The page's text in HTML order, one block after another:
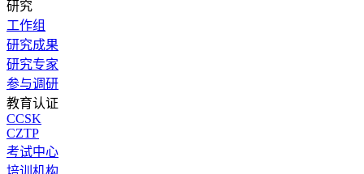
研究
工作组
研究成果
研究专家
参与调研
教育认证
CCSK
CZTP
考试中心
培训机构